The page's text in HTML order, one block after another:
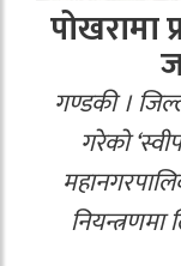
पोखरामा
गण्डकी ।
गरेको
नियन्त्रणमा